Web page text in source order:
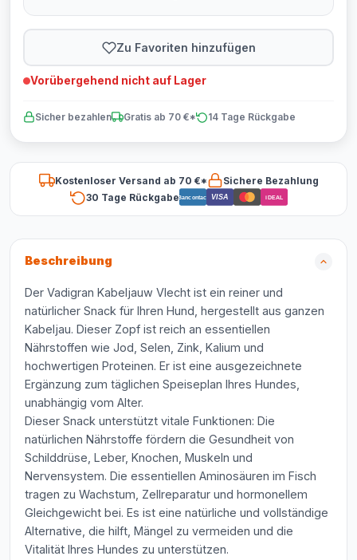
Zu Favoriten hinzufügen
Vorübergehend nicht auf Lager
Sicher bezahlen Gratis ab 70 €* 14 Tage Rückgabe
Kostenloser Versand ab 70 €*
Sichere Bezahlung
30 Tage RückgabeBancontact VISA iDEAL
Beschreibung
Der Vadigran Kabeljauw Vlecht ist ein reiner und
natürlicher Snack für Ihren Hund, hergestellt aus ganzen
Kabeljau. Dieser Zopf ist reich an essentiellen
Nährstoffen wie Jod, Selen, Zink, Kalium und
hochwertigen Proteinen. Er ist eine ausgezeichnete
Ergänzung zum täglichen Speiseplan Ihres Hundes,
unabhängig vom Alter.
Dieser Snack unterstützt vitale Funktionen: Die
natürlichen Nährstoffe fördern die Gesundheit von
Schilddrüse, Leber, Knochen, Muskeln und
Nervensystem. Die essentiellen Aminosäuren im Fisch
tragen zu Wachstum, Zellreparatur und hormonellem
Gleichgewicht bei. Es ist eine natürliche und vollständige
Alternative, die hilft, Mängel zu vermeiden und die
Vitalität Ihres Hundes zu unterstützen.